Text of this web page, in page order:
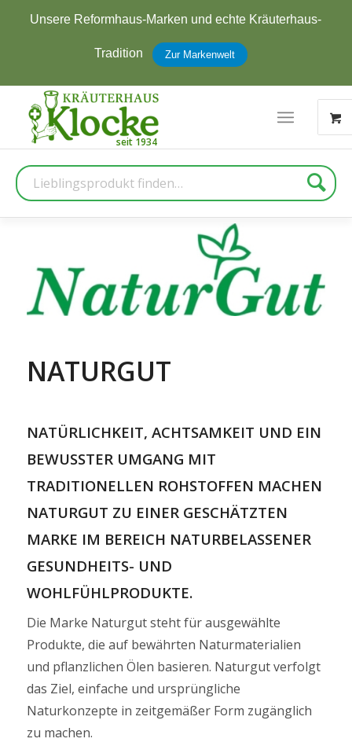
Jetzt zum Newsletter anmelden und5 € Rabatt
erhalten Zur Anmeldung
Suche
NATURGUT
NATÜRLICHKEIT, ACHTSAMKEIT UND EIN
BEWUSSTER UMGANG MIT
TRADITIONELLEN ROHSTOFFEN MACHEN
NATURGUT ZU EINER GESCHÄTZTEN
MARKE IM BEREICH NATURBELASSENER
GESUNDHEITS- UND
WOHLFÜHLPRODUKTE.
Die Marke Naturgut steht für ausgewählte
Produkte, die auf bewährten Naturmaterialien
und pflanzlichen Ölen basieren. Naturgut verfolgt
das Ziel, einfache und ursprüngliche
Naturkonzepte in zeitgemäßer Form zugänglich
zu machen.